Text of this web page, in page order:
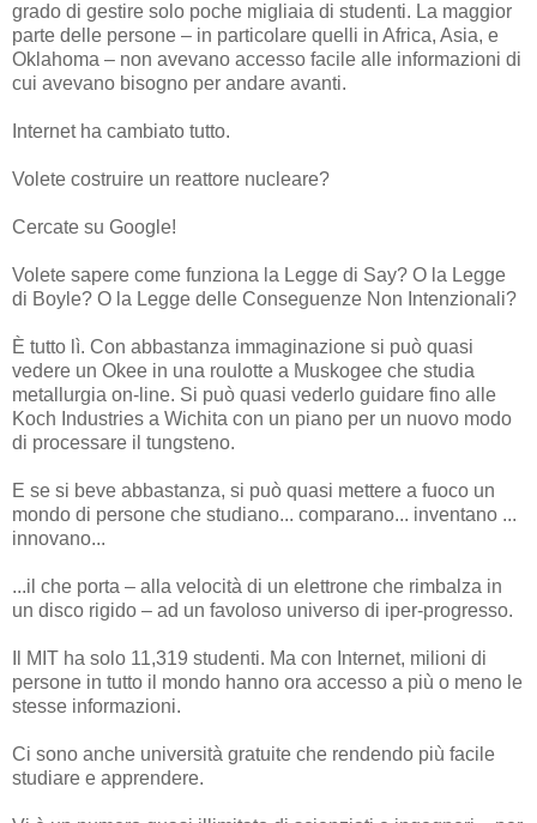
grado di gestire solo poche migliaia di studenti. La maggior
parte delle persone – in particolare quelli in Africa, Asia, e
Oklahoma – non avevano accesso facile alle informazioni di
cui avevano bisogno per andare avanti.
Internet ha cambiato tutto.
Volete costruire un reattore nucleare?
Cercate su Google!
Volete sapere come funziona la Legge di Say? O la Legge
di Boyle? O la Legge delle Conseguenze Non Intenzionali?
È tutto lì. Con abbastanza immaginazione si può quasi
vedere un Okee in una roulotte a Muskogee che studia
metallurgia on-line. Si può quasi vederlo guidare fino alle
Koch Industries a Wichita con un piano per un nuovo modo
di processare il tungsteno.
E se si beve abbastanza, si può quasi mettere a fuoco un
mondo di persone che studiano... comparano... inventano ...
innovano...
...il che porta – alla velocità di un elettrone che rimbalza in
un disco rigido – ad un favoloso universo di iper-progresso.
Il MIT ha solo 11,319 studenti. Ma con Internet, milioni di
persone in tutto il mondo hanno ora accesso a più o meno le
stesse informazioni.
Ci sono anche università gratuite che rendendo più facile
studiare e apprendere.